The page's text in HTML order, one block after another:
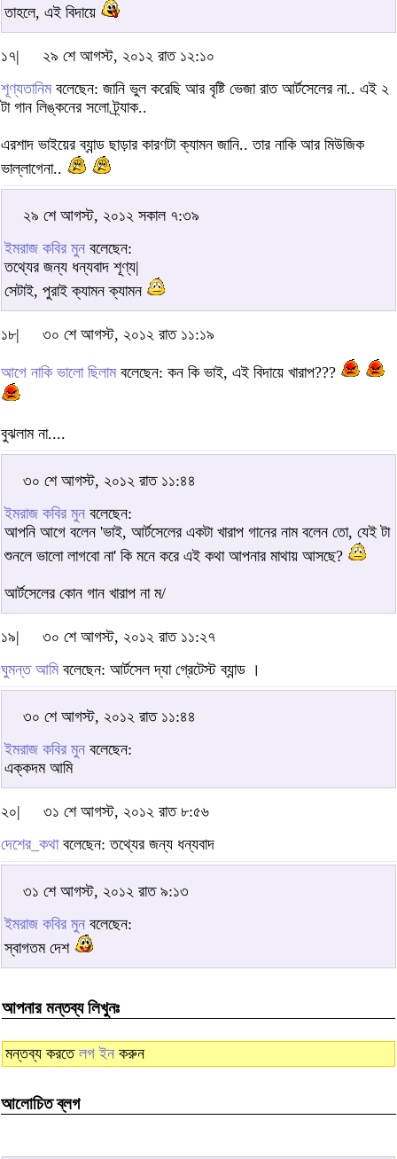
তাহলে, এই বিদায়ে
১৭|
২৯ শে আগস্ট, ২০১২ রাত ১২:১০
শূণ্যতানিমবলেছেন: জানি ভুল করেছি আর বৃষ্টি ভেজা রাত আর্টসেলের না.. এই ২
টা গান লিঙ্কনের সলো ট্র্যাক..
এরশাদ ভাইয়ের ব্যান্ড ছাড়ার কারণটা ক্যামন জানি.. তার নাকি আর মিউজিক
ভাল্লাগেনা..
২৯ শে আগস্ট, ২০১২ সকাল ৭:৩৯
ইমরাজ কবির মুন বলেছেন:
তথ্যের জন্য ধন্যবাদ শূণ্য|
সেটাই, পুরাই ক্যামন ক্যামন
১৮| ৩০ শে আগস্ট, ২০১২ রাত ১১:১৯
আগে নাকি ভালো ছিলামবলেছেন: কন কি ভাই, এই বিদায়ে খারাপ???
বুঝলাম না....
৩০ শে আগস্ট, ২০১২ রাত ১১:৪৪
ইমরাজ কবির মুন বলেছেন:
আপনি আগে বলেন 'ভাই, আর্টসেলের একটা খারাপ গানের নাম বলেন তো, যেই টা
শুনলে ভালো লাগবো না' কি মনে করে এই কথা আপনার মাথায় আসছে?
আর্টসেলের কোন গান খারাপ না ম/
১৯|
৩০ শে আগস্ট, ২০১২ রাত ১১:২৭
ঘুমন্ত আমিবলেছেন: আর্টসেল দ্যা গ্রেটেস্ট ব্যান্ড ।
৩০ শে আগস্ট, ২০১২ রাত ১১:৪৪
ইমরাজ কবির মুন বলেছেন:
এক্কদম আমি
২০|
৩১ শে আগস্ট, ২০১২ রাত ৮:৫৬
দেশের_কথাবলেছেন: তথ্যের জন্য ধন্যবাদ
৩১ শে আগস্ট, ২০১২ রাত ৯:১৩
ইমরাজ কবির মুন বলেছেন:
স্বাগতম দেশ
আপনার মন্তব্য লিখুনঃ
মন্তব্য করতে লগ ইন করুন
আলোচিত ব্লগ